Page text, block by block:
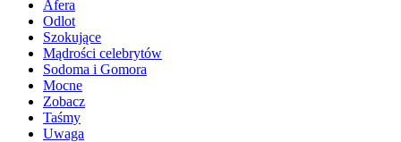
Afera
Odlot
Szokujące
Mądrości celebrytów
Sodoma i Gomora
Mocne
Zobacz
Taśmy
Uwaga